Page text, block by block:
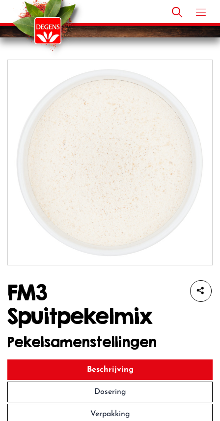
FM3
Spuitpekelmix
Pekelsamenstellingen
Beschrijving
Dosering
Verpakking